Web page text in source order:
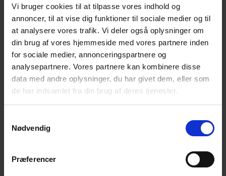
Vi bruger cookies til at tilpasse vores indhold og
annoncer, til at vise dig funktioner til sociale medier og til
at analysere vores trafik. Vi deler også oplysninger om
din brug af vores hjemmeside med vores partnere inden
for sociale medier, annonceringspartnere og
analysepartnere. Vores partnere kan kombinere disse
data med andre oplysninger, du har givet dem, eller som
de har indsamlet fra din brug af deres tjenester.
Nødvendig
Præferencer
visninger
Navigation
af
Begivenheder
0
begivenheder
1
begivenheder
2
0
begivenheder
3
0
begivenheder
4
0
begivenheder
5
begivenheder
0
begivenheder
8
0
begivenheder
9
0
begivenheder
10
0
begivenheder
11
0
begivenheder
12
0
begivenheder
13
0
14
begivenheder
15
begivenheder
16
begivenheder
0
begivenheder
18
begivenheder
19
begivenheder
0
begivenheder
22
0
begivenheder
23
0
begivenheder
24
0
begivenheder
25
0
begivenheder
26
0
begivenheder
27
0
28
29 30
0
begivenheder
1
0
begivenheder
0
begivenheder
3
okt